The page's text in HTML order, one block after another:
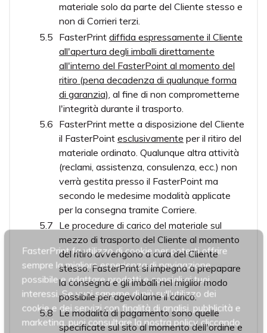
FasterPrint fa utilizzo di cookie per poterti offrire
sempre la migliore esperienza di navigazione
possibile e adattare prodotti e consigli ai tuoi
interessi. Se vuoi saperne di più sull'utilizzo dei
cookie e dei servizi con finalità di analisi, pubblicità e
marketing, puoi consultare la nostra policy cliccando
materiale solo da parte del Cliente stesso e
non di Corrieri terzi.
FasterPrint diffida espressamente il Cliente
all'apertura degli imballi direttamente
all'interno del FasterPoint al momento del
ritiro (pena decadenza di qualunque forma
di garanzia) , al fine di non comprometterne
l'integrità durante il trasporto.
FasterPrint mette a disposizione del Cliente
il FasterPoint esclusivamente per il ritiro del
materiale ordinato. Qualunque altra attività
(reclami, assistenza, consulenza, ecc.) non
verrà gestita presso il FasterPoint ma
secondo le medesime modalità applicate
per la consegna tramite Corriere.
Le procedure di carico del materiale sul
mezzo di trasporto del Cliente al momento
del ritiro avvengono a cura del Cliente
stesso. FasterPrint si impegna a prepapare
la consegna e gli imballi nel miglior modo
possibile per agevolarne il carico.
Le modalità di pagamento sono quelle
specificate sul sito al momento dell'ordine e